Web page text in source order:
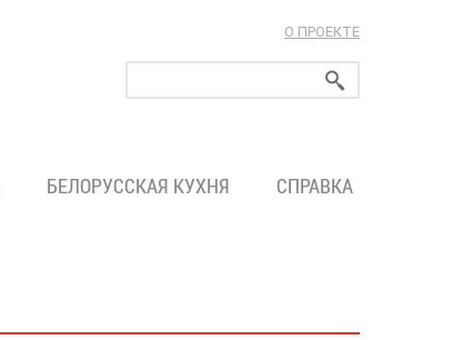
О ПРОЕКТЕ
БЕЛОРУССКАЯ КУХНЯ СПРАВКА